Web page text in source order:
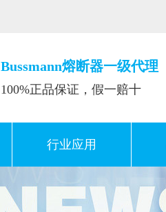
Bussmann熔断器一级代理
100%正品保证，假一赔十
行业应用